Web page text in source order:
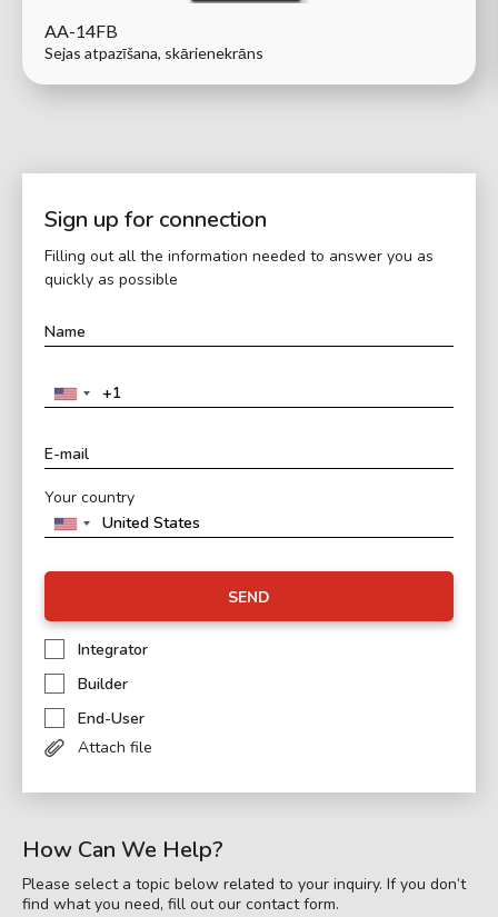
AA-14FB
Sejas atpazīšana, skārienekrāns
Sign up for connection
Filling out all the information needed to answer you as
quickly as possible
Your country
SEND
Integrator
Builder
End-User
Attach file
How Can We Help?
Please select a topic below related to your inquiry. If you don’t
find what you need, fill out our contact form.